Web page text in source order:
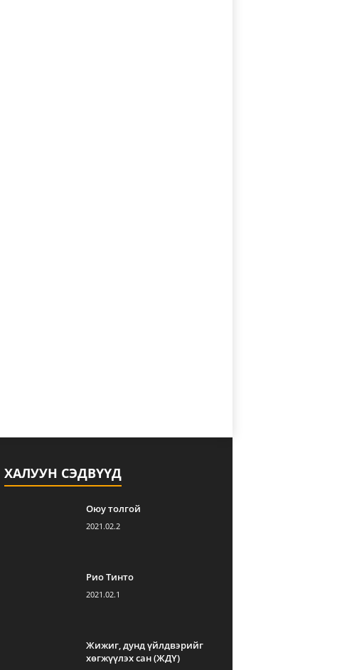
ХАЛУУН СЭДВҮҮД
Оюу толгой
2021.02.2
Рио Тинто
2021.02.1
Жижиг, дунд үйлдвэрийг
хөгжүүлэх сан (ЖДҮ)